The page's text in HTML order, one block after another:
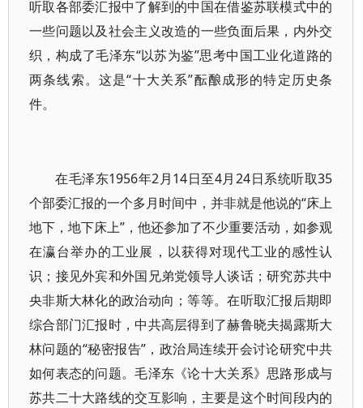
听取各部委汇报中了解到的中国在借鉴苏联模式中的
一些问题以及社会主义改造的一些负面后果，内外交
织，构成了毛泽东“以苏为鉴”思考中国工业化道路的
两条线索。这是“十大关系”酝酿成形的特定历史条
件。
在毛泽东1956年2月14日至4月24日系统听取35
个部委汇报的一个多月时间中，并非就是他说的“床上
地下，地下床上”，他还参加了不少重要活动，如参观
在瀛台举办的工业展，以获得对现代工业的感性认
识；接见外宾和外国兄弟党领导人谈话；研究苏共中
央非斯大林化的政治动向；等等。在听取汇报后期即
综合部门汇报时，中共高层得到了赫鲁晓夫揭露斯大
林问题的“秘密报告”，政治局连续开会讨论研究中共
如何表态的问题。毛泽东《论十大关系》思路形成与
苏共二十大路线的交互影响，主要是这个时间段内的